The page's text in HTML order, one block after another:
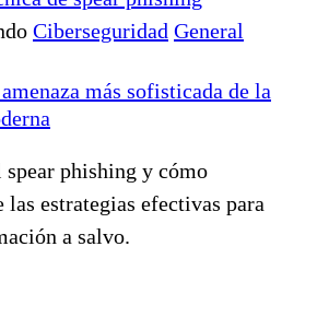
Ciberseguridad General
más sofisticada de la
spear phishing y cómo
las estrategias efectivas para
a salvo.